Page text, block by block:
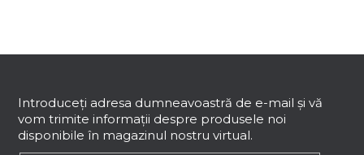
Introduceţi adresa dumneavoastră de e-mail şi vă
vom trimite informaţii despre produsele noi
disponibile în magazinul nostru virtual.